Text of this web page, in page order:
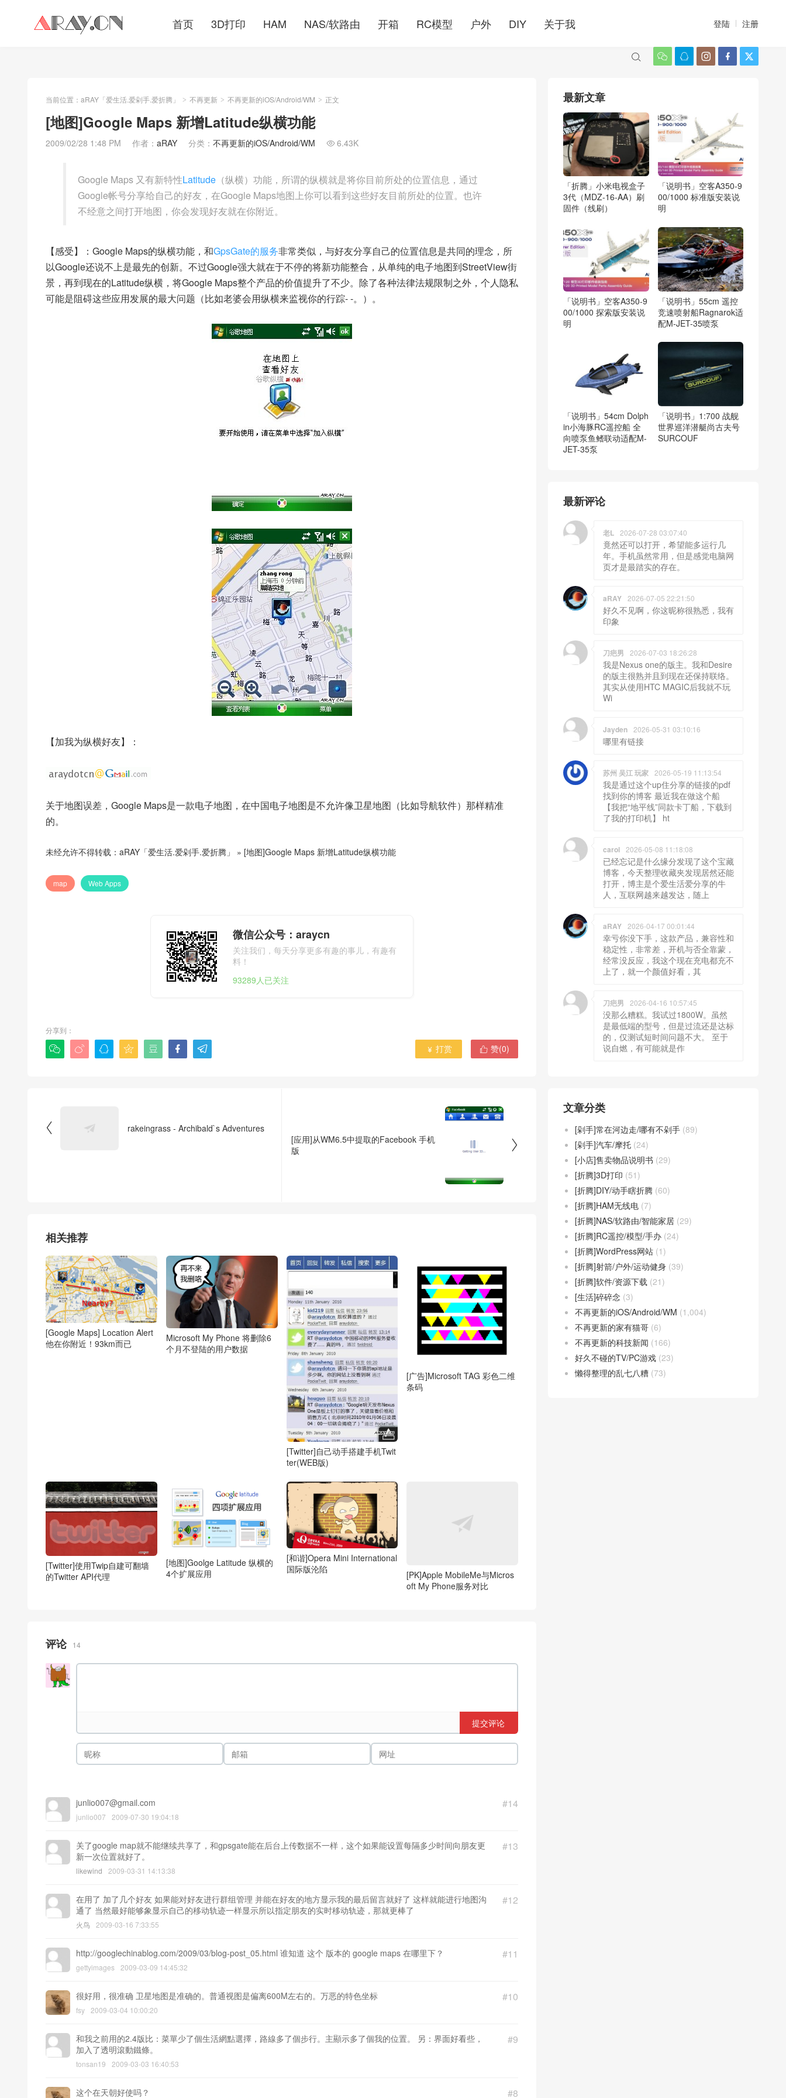
首页 3D打印 HAM NAS/软路由 开箱 RC模型 户外 DIY 关于我 登陆 注册
    

当前位置： aRAY「爱生活.爱剁手.爱折腾」 > 不再更新 > 不再更新的iOS/Android/WM > 正文
[地图]Google Maps 新增Latitude纵横功能
2009/02/28 1:48 PM 作者： aRAY 分类： 不再更新的iOS/Android/WM  6.43K
Google Maps 又有新特性Latitude （纵横）功能，所谓的纵横就是将你目前所处的位置信息，通过
Google帐号分享给自己的好友，在Google Maps地图上你可以看到这些好友目前所处的位置。也许
不经意之间打开地图，你会发现好友就在你附近。
【感受】：Google Maps的纵横功能，和GpsGate的服务非常类似，与好友分享自己的位置信息是共同的理念，所
以Google还说不上是最先的创新。不过Google强大就在于不停的将新功能整合，从单纯的电子地图到StreetView街
景，再到现在的Latitude纵横，将Google Maps整个产品的价值提升了不少。除了各种法律法规限制之外，个人隐私
可能是阻碍这些应用发展的最大问题（比如老婆会用纵横来监视你的行踪- -。）。
【加我为纵横好友】：
关于地图误差，Google Maps是一款电子地图，在中国电子地图是不允许像卫星地图（比如导航软件）那样精准
的。
未经允许不得转载： aRAY「爱生活.爱剁手.爱折腾」 » [地图]Google Maps 新增Latitude纵横功能
map Web Apps
微信公众号：araycn
关注我们，每天分享更多有趣的事儿，有趣有
料！
93289人已关注
分享到：
        赞(0)
 打赏
 rakeingrass - Archibald`s Adventures

[应用]从WM6.5中提取的Facebook 手机
版
相关推荐
[Google Maps] Location Alert
他在你附近！93km而已
Microsoft My Phone 将删除6
个月不登陆的用户数据
[Twitter]自己动手搭建手机Twit
ter(WEB版)
[广告]Microsoft TAG 彩色二维
条码
[Twitter]使用Twip自建可翻墙
的Twitter API代理
[地图]Goolge Latitude 纵横的
4个扩展应用
[和谐]Opera Mini International
国际版沦陷
[PK]Apple MobileMe与Micros
oft My Phone服务对比
评论 14
提交评论
#14
junlio007@gmail.com
junlio007 2009-07-30 19:04:18
#13
关了google map就不能继续共享了，和gpsgate能在后台上传数据不一样，这个如果能设置每隔多少时间向朋友更
新一次位置就好了。
likewind 2009-03-31 14:13:38
#12
在用了 加了几个好友 如果能对好友进行群组管理 并能在好友的地方显示我的最后留言就好了 这样就能进行地图沟
通了 当然最好能够象显示自己的移动轨迹一样显示所以指定朋友的实时移动轨迹，那就更棒了
火鸟 2009-03-16 7:33:55
#11
http://googlechinablog.com/2009/03/blog-post_05.html 谁知道 这个 版本的 google maps 在哪里下？
gettyimages 2009-03-09 14:45:32
#10
很好用，很准确 卫星地图是准确的。普通视图是偏离600M左右的。万恶的特色坐标
fsy 2009-03-04 10:00:20
#9
和我之前用的2.4版比：菜單少了個生活網點選擇，路線多了個步行。主顯示多了個我的位置。 另：界面好看些，
加入了透明滾動鐵條。
tonsan19 2009-03-03 16:40:53
#8
这个在天朝好使吗？
最新文章
「折腾」小米电视盒子
3代（MDZ-16-AA）刷
固件（线刷）
「说明书」空客A350-9
00/1000 标准版安装说
明
「说明书」空客A350-9
00/1000 探索版安装说
明
「说明书」55cm 遥控
竞速喷射船Ragnarok适
配M-JET-35喷泵
「说明书」54cm Dolph
in小海豚RC遥控船 全
向喷泵鱼鳍联动适配M-
JET-35泵
「说明书」1:700 战舰
世界巡洋潜艇尚古夫号
SURCOUF
最新评论
老L 2026-07-28 03:07:40
竟然还可以打开，希望能多运行几
年。手机虽然常用，但是感觉电脑网
页才是最踏实的存在。
aRAY 2026-07-05 22:21:50
好久不见啊，你这昵称很熟悉，我有
印象
刀疤男 2026-07-03 18:26:28
我是Nexus one的版主。我和Desire
的版主很熟并且到现在还保持联络。
其实从使用HTC MAGIC后我就不玩
Wi
Jayden 2026-05-31 03:10:16
哪里有链接
苏州 吴江 玩家 2026-05-19 11:13:54
我是通过这个up住分享的链接的pdf
找到你的博客 最近我在做这个船
【我把“地平线”同款卡丁船，下载到
了我的打印机】 ht
carol 2026-05-08 11:18:08
已经忘记是什么缘分发现了这个宝藏
博客，今天整理收藏夹发现居然还能
打开，博主是个爱生活爱分享的牛
人，互联网越来越发达，随上
aRAY 2026-04-17 00:01:44
幸亏你没下手，这款产品，兼容性和
稳定性，非常差，开机与否全靠蒙，
经常没反应，我这个现在充电都充不
上了，就一个颜值好看，其
刀疤男 2026-04-16 10:57:45
没那么糟糕。我试过1800W。虽然
是最低端的型号，但是过流还是达标
的，仅测试短时间问题不大。 至于
说自燃，有可能就是作
文章分类
[剁手]常在河边走/哪有不剁手 (89)
[剁手]汽车/摩托 (24)
[小店]售卖物品说明书 (29)
[折腾]3D打印 (51)
[折腾]DIY/动手瞎折腾 (60)
[折腾]HAM无线电 (7)
[折腾]NAS/软路由/智能家居 (29)
[折腾]RC遥控/模型/手办 (24)
[折腾]WordPress网站 (1)
[折腾]射箭/户外/运动健身 (39)
[折腾]软件/资源下载 (21)
[生活]碎碎念 (3)
不再更新的iOS/Android/WM (1,004)
不再更新的家有猫哥 (6)
不再更新的科技新闻 (166)
好久不碰的TV/PC游戏 (23)
懒得整理的乱七八糟 (73)